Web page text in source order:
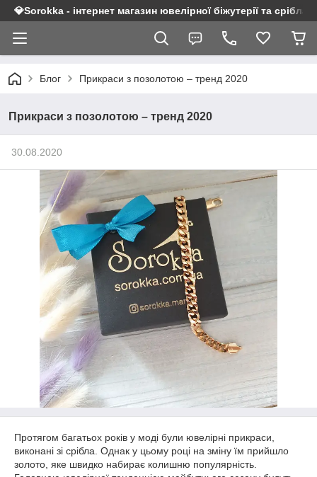
💎Sorokka - інтернет магазин ювелірної біжутерії та срібла
Блог Прикраси з позолотою – тренд 2020
Прикраси з позолотою – тренд 2020
30.08.2020
Протягом багатьох років у моді були ювелірні прикраси,
виконані зі срібла. Однак у цьому році на зміну їм прийшло
золото, яке швидко набирає колишню популярність.